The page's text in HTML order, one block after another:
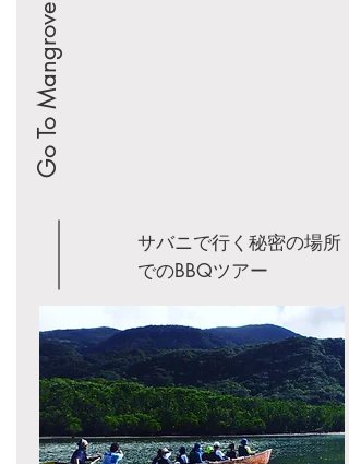
Go To Mangrove
​サバニで行く秘密の場所
でのBBQツアー